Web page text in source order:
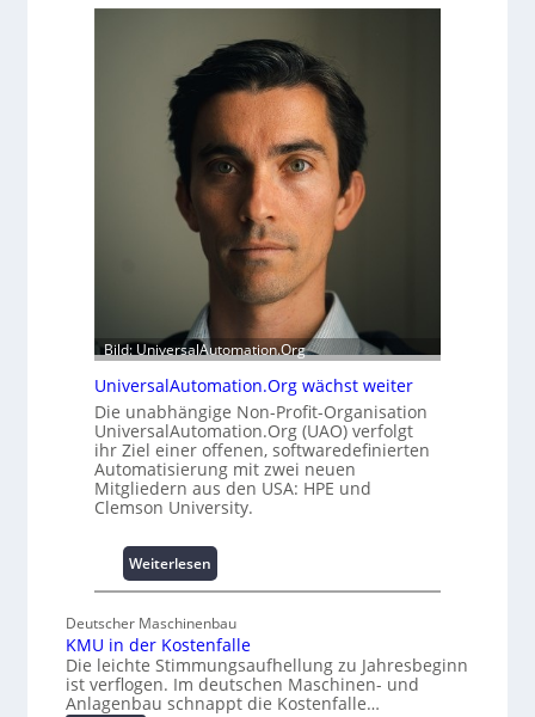
r
e
t
s
t
a
b
a
u
h
e
m
m
n
s
e
s
c
h
a
f
f
e
m
d
u
l
e
u
d
4
0
A
Bild: UniversalAutomation.Org
UniversalAutomation.Org wächst weiter
Die unabhängige Non-Profit-Organisation
UniversalAutomation.Org (UAO) verfolgt
ihr Ziel einer offenen, softwaredefinierten
Automatisierung mit zwei neuen
Mitgliedern aus den USA: HPE und
Clemson University.
Weiterlesen
U
i
v
e
r
Deutscher Maschinenbau
KMU in der Kostenfalle
Die leichte Stimmungsaufhellung zu Jahresbeginn
ist verflogen. Im deutschen Maschinen- und
Anlagenbau schnappt die Kostenfalle…